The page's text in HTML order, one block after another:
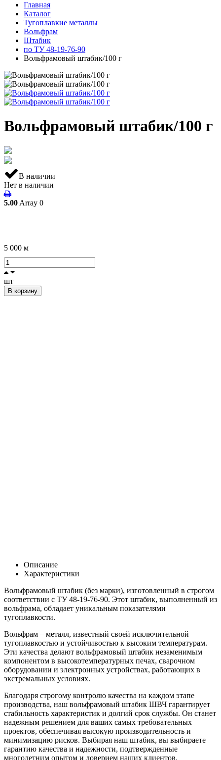
Главная
Каталог
Тугоплавкие металлы
Вольфрам
Штабик
по ТУ 48-19-76-90
Вольфрамовый штабик/100 г
Вольфрамовый штабик/100 г
В наличии
Нет в наличии
5.00 Array 0
5 000 м
шт
В корзину
Описание
Характеристики
Вольфрамовый штабик (без марки), изготовленный в строгом
соответствии с ТУ 48-19-76-90. Этот штабик, выполненный из
вольфрама, обладает уникальным показателями
тугоплавкости.
Вольфрам – металл, известный своей исключительной
тугоплавкостью и устойчивостью к высоким температурам.
Эти качества делают вольфрамовый штабик незаменимым
компонентом в высокотемпературных печах, сварочном
оборудовании и электронных устройствах, работающих в
экстремальных условиях.
Благодаря строгому контролю качества на каждом этапе
производства, наш вольфрамовый штабик ШВЧ гарантирует
стабильность характеристик и долгий срок службы. Он станет
надежным решением для ваших самых требовательных
проектов, обеспечивая высокую производительность и
минимизацию рисков. Выбирая наш штабик, вы выбираете
гарантию качества и надежности, подтвержденные
многолетним опытом и доверием наших клиентов.